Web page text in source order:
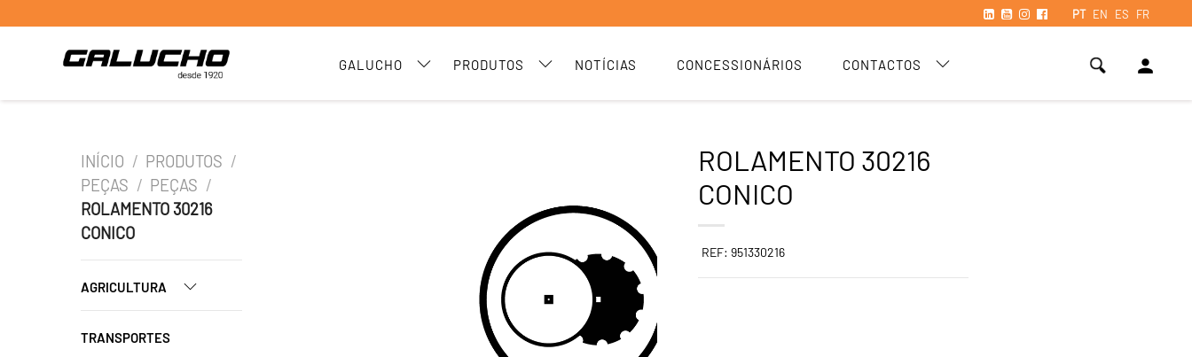
PT EN ES FR
GALUCHO PRODUTOS NOTÍCIAS CONCESSIONÁRIOS CONTACTOS person
INÍCIO / PRODUTOS /
PEÇAS / PEÇAS /
ROLAMENTO 30216
CONICO
AGRICULTURA
TRANSPORTES
ROLAMENTO 30216
CONICO
REF: 951330216